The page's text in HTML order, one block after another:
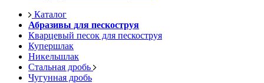
Каталог
Абразивы для пескоструя
Кварцевый песок для пескоструя
Купершлак
Никельшлак
Стальная дробь
Чугунная дробь